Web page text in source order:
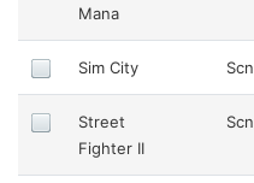
Mana
Sim City Scn
Street
Fighter II
Scn